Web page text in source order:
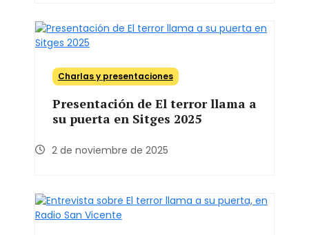
Charlas y presentaciones
Presentación de El terror llama a
su puerta en Sitges 2025
2 de noviembre de 2025